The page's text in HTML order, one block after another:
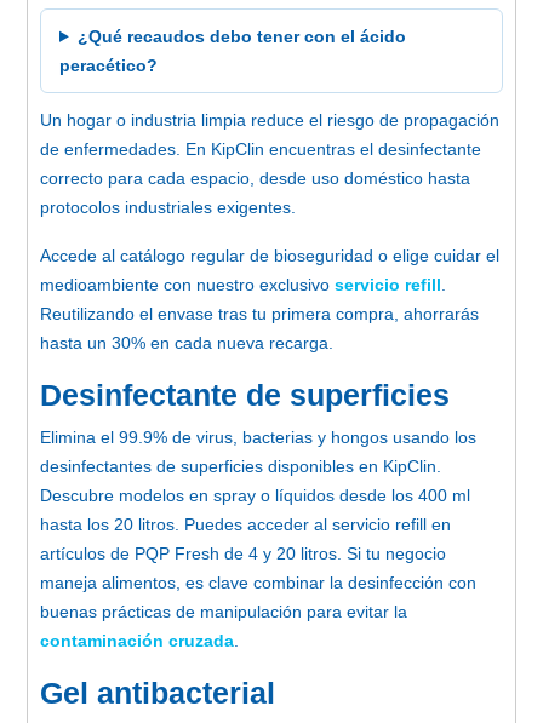
¿Qué recaudos debo tener con el ácido
peracético?
Un hogar o industria limpia reduce el riesgo de propagación
de enfermedades. En KipClin encuentras el desinfectante
correcto para cada espacio, desde uso doméstico hasta
protocolos industriales exigentes.
Accede al catálogo regular de bioseguridad o elige cuidar el
medioambiente con nuestro exclusivo servicio refill
Reutilizando el envase tras tu primera compra, ahorrarás
hasta un 30% en cada nueva recarga.
Desinfectante de superficies
Elimina el 99.9% de virus, bacterias y hongos usando los
desinfectantes de superficies disponibles en KipClin.
Descubre modelos en spray o líquidos desde los 400 ml
hasta los 20 litros. Puedes acceder al servicio refill en
artículos de PQP Fresh de 4 y 20 litros. Si tu negocio
maneja alimentos, es clave combinar la desinfección con
buenas prácticas de manipulación para evitar la
contaminación cruzada
Gel antibacterial